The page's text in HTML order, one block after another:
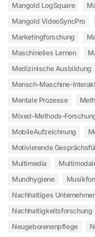
Mangold LogSquare
Mangold VideoSyncPro
Marketingforschung
Maschinelles Lernen
Medizinische Ausbildung
Mensch-Maschine-
Mentale Prozesse
Mixed-Methods-
MobileAufzeichnung
Motivierende
Multimedia
Mundhygiene
Nachhaltiges
Nachhaltigkeitsforschung
Neugeborenenpflege